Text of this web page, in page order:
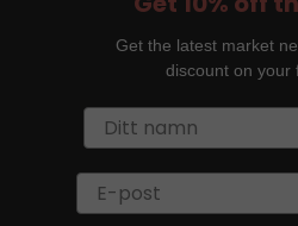
Get the latest market
discount on your